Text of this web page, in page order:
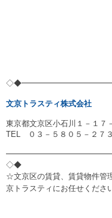
文京トラスティ株式会社
東京都文京区小石川１－１
TEL ０３－５８０５－２７
◇◆
☆文京区の賃貸、賃貸物件管
京トラスティにお任せくださ